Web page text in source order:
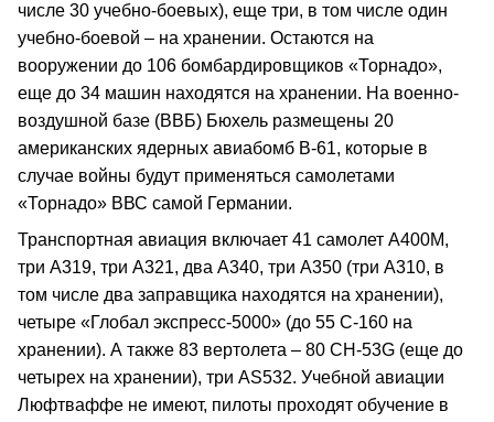
числе 30 учебно-боевых), еще три, в том числе один
учебно-боевой – на хранении. Остаются на
вооружении до 106 бомбардировщиков «Торнадо»,
еще до 34 машин находятся на хранении. На военно-
воздушной базе (ВВБ) Бюхель размещены 20
американских ядерных авиабомб В-61, которые в
случае войны будут применяться самолетами
«Торнадо» ВВС самой Германии.
Транспортная авиация включает 41 самолет А400М,
три А319, три А321, два А340, три А350 (три А310, в
том числе два заправщика находятся на хранении),
четыре «Глобал экспресс-5000» (до 55 С-160 на
хранении). А также 83 вертолета – 80 СН-53G (еще до
четырех на хранении), три AS532. Учебной авиации
Люфтваффе не имеют, пилоты проходят обучение в